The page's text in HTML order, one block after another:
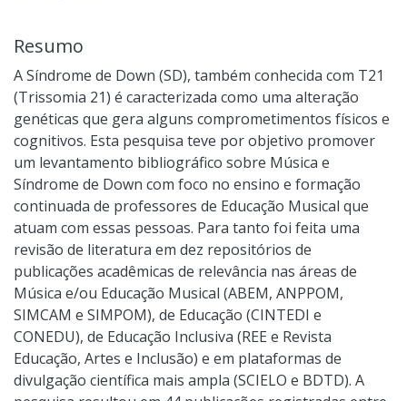
Resumo
A Síndrome de Down (SD), também conhecida com T21
(Trissomia 21) é caracterizada como uma alteração
genéticas que gera alguns comprometimentos físicos e
cognitivos. Esta pesquisa teve por objetivo promover
um levantamento bibliográfico sobre Música e
Síndrome de Down com foco no ensino e formação
continuada de professores de Educação Musical que
atuam com essas pessoas. Para tanto foi feita uma
revisão de literatura em dez repositórios de
publicações acadêmicas de relevância nas áreas de
Música e/ou Educação Musical (ABEM, ANPPOM,
SIMCAM e SIMPOM), de Educação (CINTEDI e
CONEDU), de Educação Inclusiva (REE e Revista
Educação, Artes e Inclusão) e em plataformas de
divulgação científica mais ampla (SCIELO e BDTD). A